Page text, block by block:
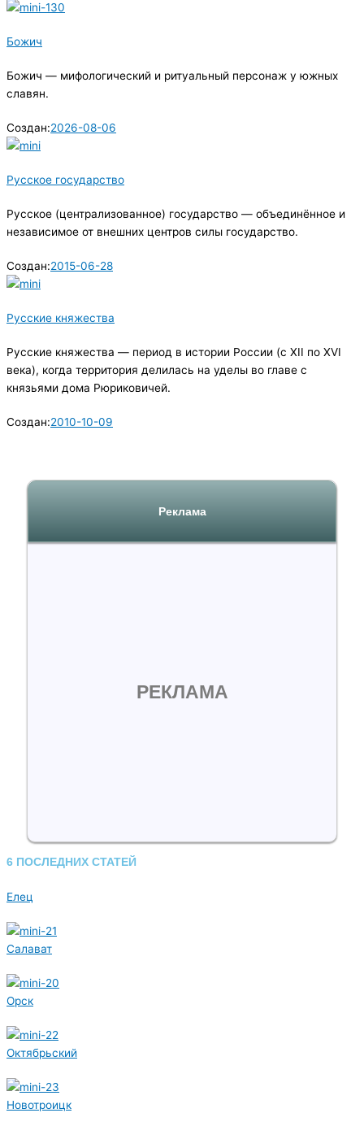
Божич
Божич — мифологический и ритуальный персонаж у южных
славян.
Создан:2026-08-06
Русское государство
Русское (централизованное) государство — объединённое и
независимое от внешних центров силы государство.
Создан:2015-06-28
Русские княжества
Русские княжества — период в истории России (с XII по XVI
века), когда территория делилась на уделы во главе с
князьями дома Рюриковичей.
Создан:2010-10-09
Реклама
РЕКЛАМА
6 ПОСЛЕДНИХ СТАТЕЙ
Елец
Салават
Орск
Октябрьский
Новотроицк